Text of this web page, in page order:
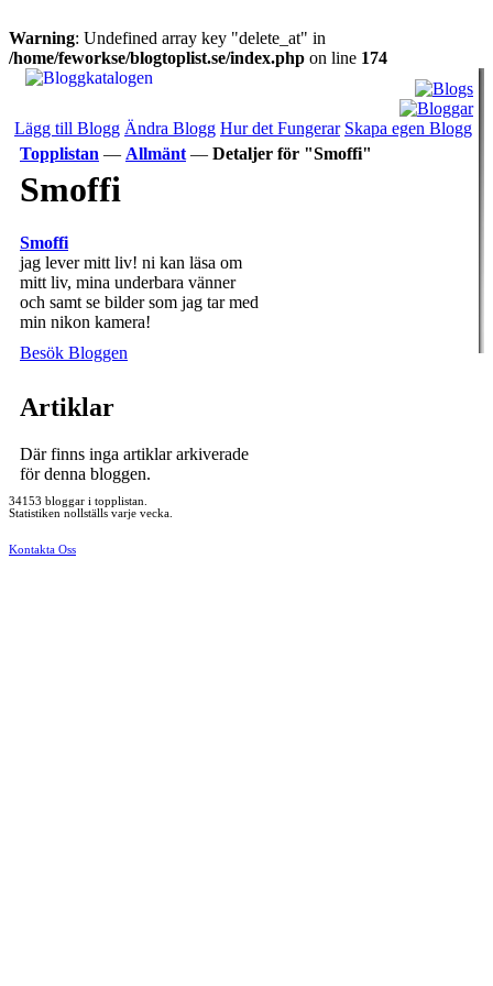
Warning: Undefined array key "delete_at" in
/home/feworkse/blogtoplist.se/index.php on line 174
Lägg till Blogg Ändra Blogg Hur det Fungerar Skapa egen Blogg
Topplistan — Allmänt — Detaljer för "Smoffi"
Smoffi
Smoffi
jag lever mitt liv! ni kan läsa om
mitt liv, mina underbara vänner
och samt se bilder som jag tar med
min nikon kamera!
Besök Bloggen
Artiklar
Där finns inga artiklar arkiverade
för denna bloggen.
34153 bloggar i topplistan.
Statistiken nollställs varje vecka.
Kontakta Oss